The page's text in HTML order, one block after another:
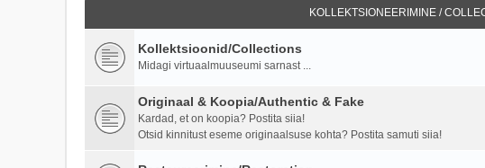
KOLLEKTSIONEERIMINE /
Kollektsioonid/Collections
Midagi virtuaalmuuseumi sarnast ...
Originaal & Koopia/Authentic & Fake
Kardad, et on koopia? Postita siia!
Otsid kinnitust eseme originaalsuse kohta? Postita samuti siia!